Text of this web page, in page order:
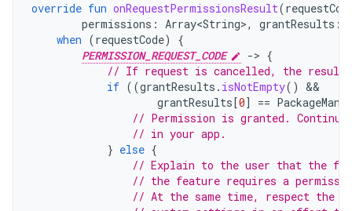
override fun onRequestPermissionsResult(
permissions : Array<String>, grantResults :
when (requestCode)
{
PERMISSION_REQUEST_CODE
-> {
// If request is cancelled, the result
if ((grantResults . isNotEmpty()
grantResults [0] ==
// Permission is granted.
// in your app.
} else {
// Explain to the user that the
// the feature requires a
// At the same time, respect the